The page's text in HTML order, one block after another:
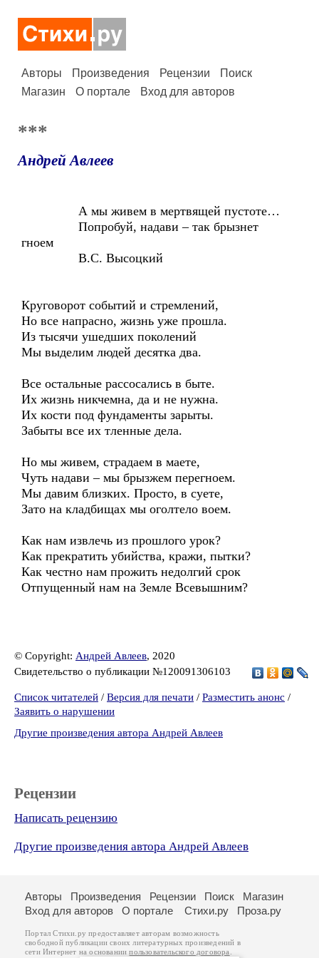
Авторы Произведения Рецензии
Поиск
Магазин
О портале Вход для авторов
***
Андрей Авлеев
А мы живем в мертвящей пустоте…
Попробуй, надави – так брызнет
гноем
В.С. Высоцкий
Круговорот событий и стремлений,
Но все напрасно, жизнь уже прошла.
Из тысячи ушедших поколений
Мы выделим людей десятка два.
Все остальные рассосались в быте.
Их жизнь никчемна, да и не нужна.
Их кости под фундаменты зарыты.
Забыты все их тленные дела.
Но мы живем, страдаем в маете,
Чуть надави – мы брызжем перегноем.
Мы давим близких. Просто, в суете,
Зато на кладбищах мы оголтело воем.
Как нам извлечь из прошлого урок?
Как прекратить убийства, кражи, пытки?
Как честно нам прожить недолгий срок
Отпущенный нам на Земле Всевышним?
© Copyright: Андрей Авлеев, 2020
Свидетельство о публикации №120091306103
Список читателей / Версия для печати / Разместить анонс /
Заявить о нарушении
Другие произведения автора Андрей Авлеев
Рецензии
Написать рецензию
Другие произведения автора Андрей Авлеев
Авторы Произведения Рецензии Поиск
Магазин
Вход для авторов
О портале Стихи.ру Проза.ру
Портал Стихи.ру предоставляет авторам возможность
свободной публикации своих литературных произведений в
сети Интернет на основаниипользовательского договора